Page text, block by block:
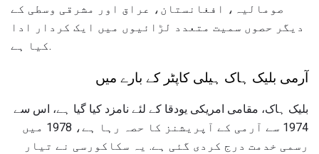
صومالیہ، افغانستان، عراق اور مشرقی وسطی کے
دیگر حصوں سمیت متعدد لڑائیوں میں ایک کردار ادا
کیا ہے.
آرمی بلیک ہاک ہیلی کاپٹر کے بارے میں
بلیک ہاک، مقامی امریکی یودقا کے لئے نامزد کیا گیا ہے، اس سے
1974 سے آرمی کے آپریشنز کا حصہ رہا ہے، 1978 میں
رسمی خدمت درج کردی گئی ہے. یہ سکاکورسی نے تیار